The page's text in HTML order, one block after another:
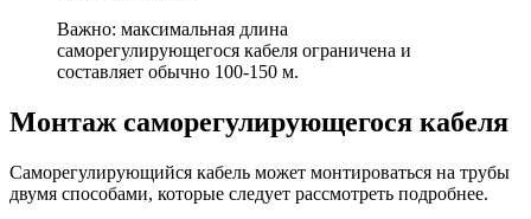
Важно: максимальная длина
саморегулирующегося кабеля ограничена и
составляет обычно 100-150 м.
Монтаж саморегулирующегося кабеля
Саморегулирующийся кабель может монтироваться на трубы
двумя способами, которые следует рассмотреть подробнее.